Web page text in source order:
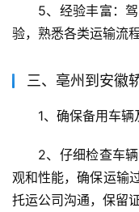
5、经验丰富：
验，熟悉各类运输流
三、亳州到安徽
1、确保备用车辆
2、仔细检查车
观和性能，确保运输
托运公司沟通，保留